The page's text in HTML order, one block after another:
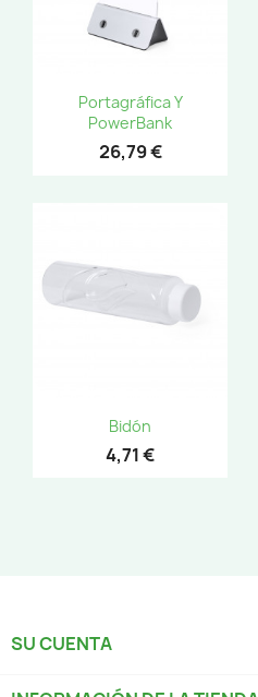
Portagráfica Y
PowerBank
26,79 €
Bidón
4,71 €
SU CUENTA